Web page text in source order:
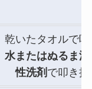
乾いたタオルで
水またはぬるま湯
性洗剤 で叩き